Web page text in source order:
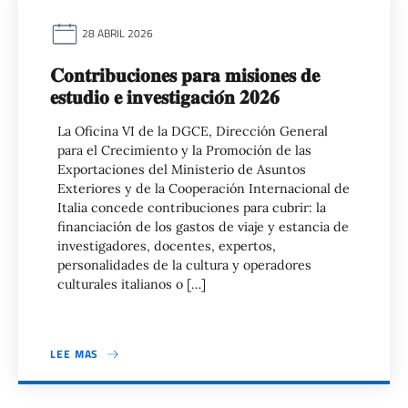
28 ABRIL 2026
𝐂𝐨𝐧𝐭𝐫𝐢𝐛𝐮𝐜𝐢𝐨𝐧𝐞𝐬 𝐩𝐚𝐫𝐚 𝐦𝐢𝐬𝐢𝐨𝐧𝐞𝐬 𝐝𝐞
𝐞𝐬𝐭𝐮𝐝𝐢𝐨 𝐞 𝐢𝐧𝐯𝐞𝐬𝐭𝐢𝐠𝐚𝐜𝐢𝐨́𝐧 𝟐𝟎𝟐𝟔
La Oficina VI de la DGCE, Dirección General
para el Crecimiento y la Promoción de las
Exportaciones del Ministerio de Asuntos
Exteriores y de la Cooperación Internacional de
Italia concede contribuciones para cubrir: la
financiación de los gastos de viaje y estancia de
investigadores, docentes, expertos,
personalidades de la cultura y operadores
culturales italianos o […]
LEE MAS